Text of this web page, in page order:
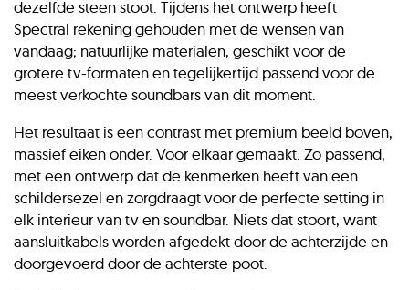
dezelfde steen stoot. Tijdens het ontwerp heeft
Spectral rekening gehouden met de wensen van
vandaag; natuurlijke materialen, geschikt voor de
grotere tv-formaten en tegelijkertijd passend voor de
meest verkochte soundbars van dit moment.
Het resultaat is een contrast met premium beeld boven,
massief eiken onder. Voor elkaar gemaakt. Zo passend,
met een ontwerp dat de kenmerken heeft van een
schildersezel en zorgdraagt voor de perfecte setting in
elk interieur van tv en soundbar. Niets dat stoort, want
aansluitkabels worden afgedekt door de achterzijde en
doorgevoerd door de achterste poot.